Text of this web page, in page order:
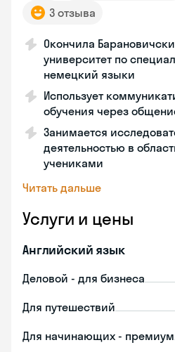
3 отзыва
Окончила
университет по
немецкий языки
Использует
обучения через
Занимается
деятельностью в
учениками
Читать дальше
Услуги и цены
Английский язык
Деловой - для бизнеса
Для путешествий
Для начинающих - премиум